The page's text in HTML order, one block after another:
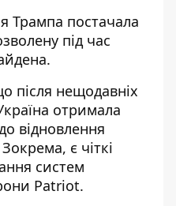
Трампа постачала
під час
після нещодавніх
отримала
відновлення
є чіткі
систем
Patriot.